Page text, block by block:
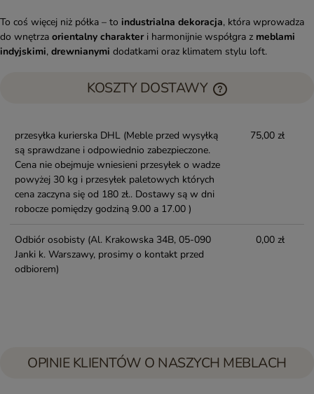
To coś więcej niż półka – to industrialna dekoracja, która wprowadza
do wnętrza orientalny charakteri harmonijnie współgra z meblami
indyjskimi, drewnianymi dodatkami oraz klimatem stylu loft.
KOSZTY DOSTAWY
przesyłka kurierska DHL (Meble przed wysyłką
są sprawdzane i odpowiednio zabezpieczone.
Cena nie obejmuje wniesieni przesyłek o wadze
powyżej 30 kg i przesyłek paletowych których
cena zaczyna się od 180 zł.. Dostawy są w dni
robocze pomiędzy godziną 9.00 a 17.00 )
75,00 zł
Odbiór osobisty (Al. Krakowska 34B, 05-090
Janki k. Warszawy, prosimy o kontakt przed
odbiorem)
0,00 zł
OPINIE KLIENTÓW O NASZYCH MEBLACH